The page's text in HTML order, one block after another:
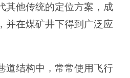
其他传统的定位方案，成
并在煤矿井下得到广泛应
道结构中，常常使用飞行